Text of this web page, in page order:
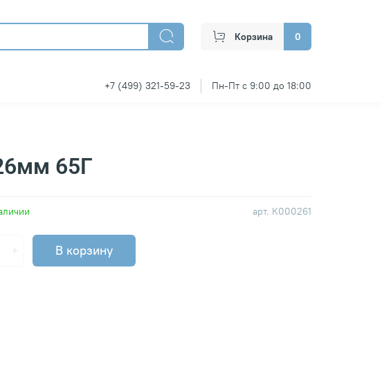
Корзина 0
+7 (499) 321-59-23 Пн-Пт с 9:00 до 18:00
арт. К000261
65Г
В корзину